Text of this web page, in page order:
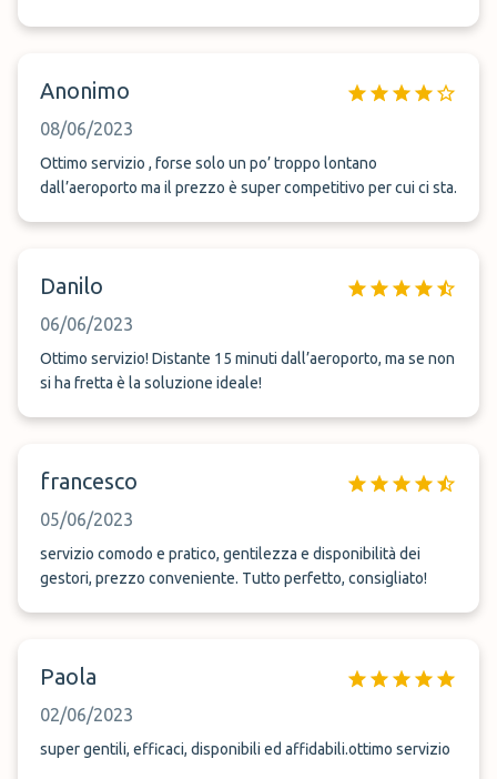
Anonimo
08/06/2023
Ottimo servizio , forse solo un po’ troppo lontano
dall’aeroporto ma il prezzo è super competitivo per cui ci sta.
Danilo
06/06/2023
Ottimo servizio! Distante 15 minuti dall’aeroporto, ma se non
si ha fretta è la soluzione ideale!
francesco
05/06/2023
servizio comodo e pratico, gentilezza e disponibilità dei
gestori, prezzo conveniente. Tutto perfetto, consigliato!
Paola
02/06/2023
super gentili, efficaci, disponibili ed affidabili.ottimo servizio